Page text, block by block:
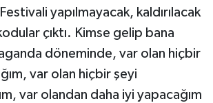
yapılmayacak, kaldırılacak
çıktı. Kimse gelip bana
döneminde, var olan hiçbir
var olan hiçbir şeyi
var olandan daha iyi yapacağım